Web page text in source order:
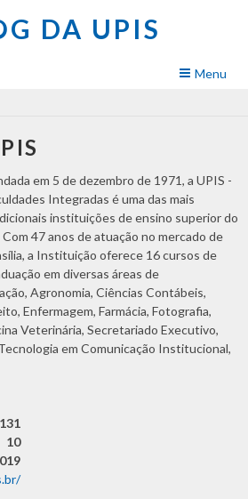
Menu
em 5 de dezembro de 1971, a UPIS -
Integradas é uma das mais
instituições de ensino superior do
Com 47 anos de atuação no mercado de
a Instituição oferece 16 cursos de
em diversas áreas de
Agronomia, Ciências Contábeis,
Enfermagem, Farmácia, Fotografia,
Veterinária, Secretariado Executivo,
em Comunicação Institucional,
131
10